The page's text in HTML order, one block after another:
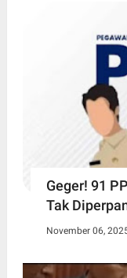
Geger! 91
Tak
November 06,